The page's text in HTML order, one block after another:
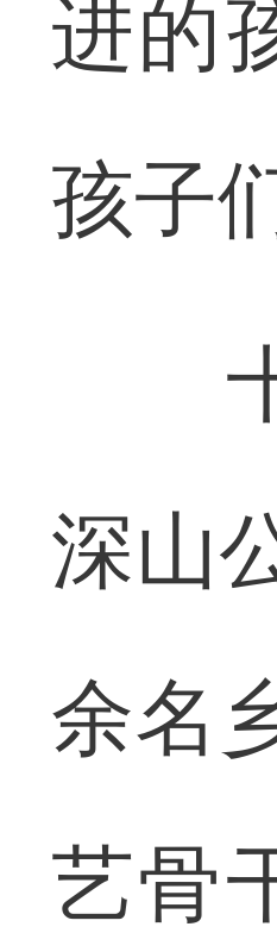
进的
孩子
十
深山
余名
艺骨